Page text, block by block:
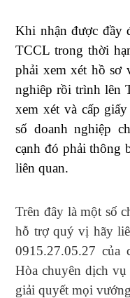
Khi nhận được đầy
TCCL trong thời
phải xem xét hồ sơ
nghiêp rồi trình lên
xem xét và cấp
số doanh nghiệp
cạnh đó phải thông
liên quan.
Trên đây là một số
hỗ trợ quý vị hãy
0915.27.05.27 của
Hòa chuyên dịch
giải quyết mọi